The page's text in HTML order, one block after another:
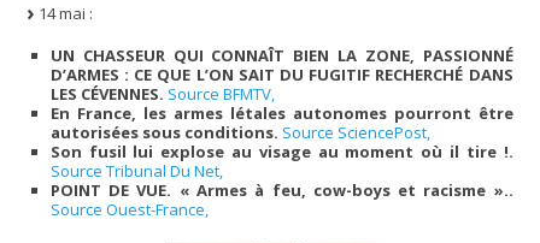
14 mai :
UN CHASSEUR QUI CONNAÎT BIEN LA ZONE, PASSIONNÉ
D’ARMES : CE QUE L’ON SAIT DU FUGITIF RECHERCHÉ DANS
LES CÉVENNES. Source BFMTV,
En France, les armes létales autonomes pourront être
autorisées sous conditions. Source SciencePost,
Son fusil lui explose au visage au moment où il tire !.
Source Tribunal Du Net,
POINT DE VUE. « Armes à feu, cow-boys et racisme »..
Source Ouest-France,